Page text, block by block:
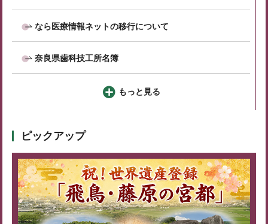
なら医療情報ネットの移行について
奈良県歯科技工所名簿
もっと見る
ピックアップ